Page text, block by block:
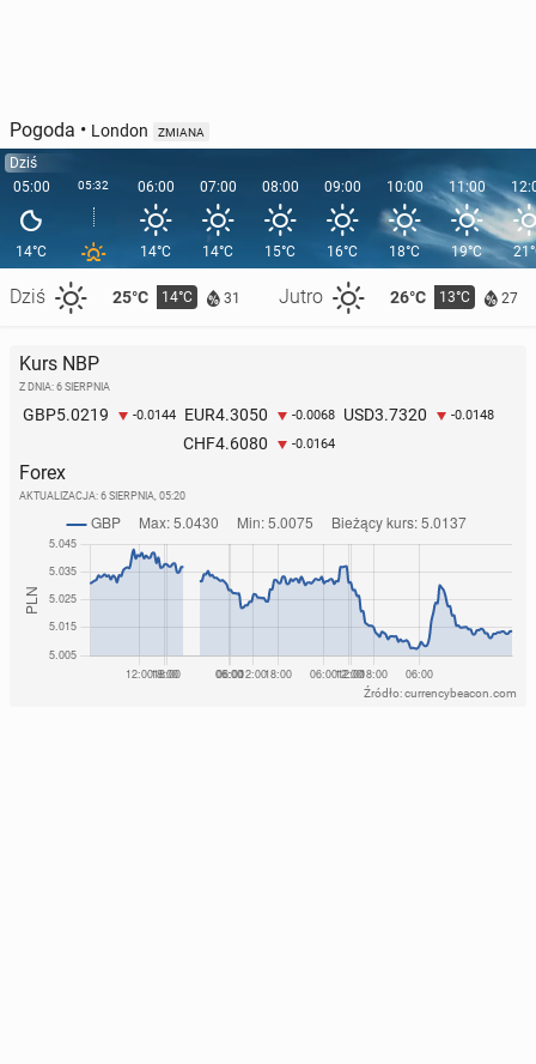
Pogoda • London ZMIANA
Dziś
05:00
14°C
Dziś 25°C 14°C 31 Jutro 26°C 13°C 27
05:32 06:00
14°C
07:00
14°C
08:00
15°C
09:00
16°C
10:00
18°C
11:00
19°C
Kurs NBP
Z DNIA: 6 SIERPNIA
GBP5.0219 -0.0144 EUR4.3050 -0.0068 USD3.7320 -0.0148
CHF4.6080 -0.0164
Forex
AKTUALIZACJA: 6 SIERPNIA, 05:20
Źródło: currencybeacon.com